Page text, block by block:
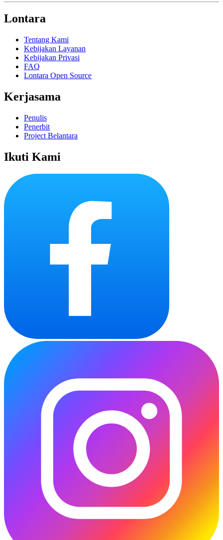
Lontara
Tentang Kami
Kebijakan Layanan
Kebijakan Privasi
FAQ
Lontara Open Source
Kerjasama
Penulis
Penerbit
Project Belantara
Ikuti Kami